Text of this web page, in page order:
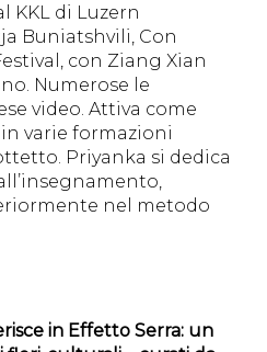
KKL di Luzern
Buniatshvili, Con
con Ziang Xian
Numerose le
video. Attiva come
varie formazioni
Priyanka si dedica
nel metodo
in Effetto Serra: un